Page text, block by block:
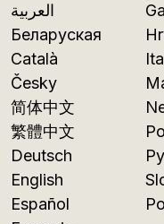
العربية
Беларуская
Català
Česky
简体中文
繁體中文
Deutsch
English
Español